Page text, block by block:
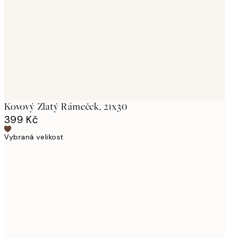
Kovový Zlatý Rámeček, 21x30
399 Kč
Vybraná velikost